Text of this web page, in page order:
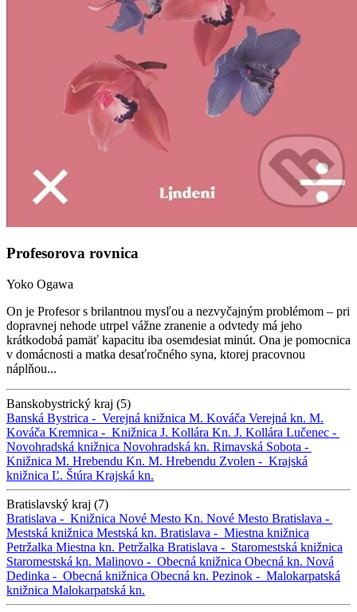
Profesorova rovnica
Yoko Ogawa
On je Profesor s brilantnou mysľou a nezvyčajným problémom – pri
dopravnej nehode utrpel vážne zranenie a odvtedy má jeho
krátkodobá pamäť kapacitu iba osemdesiat minút. Ona je pomocnica
v domácnosti a matka desaťročného syna, ktorej pracovnou
náplňou...
Banskobystrický kraj (5)
Banská Bystrica - Verejná knižnica M. Kováča Verejná kn. M.
Kováča Kremnica - Knižnica J. Kollára Kn. J. Kollára Lučenec -
Novohradská knižnica Novohradská kn. Rimavská Sobota -
Knižnica M. Hrebendu Kn. M. Hrebendu Zvolen - Krajská
knižnica Ľ. Štúra Krajská kn.
Bratislavský kraj (7)
Bratislava - Knižnica Nové Mesto Kn. Nové Mesto Bratislava -
Mestská knižnica Mestská kn. Bratislava - Miestna knižnica
Petržalka Miestna kn. Petržalka Bratislava - Staromestská knižnica
Staromestská kn. Malinovo - Obecná knižnica Obecná kn. Nová
Dedinka - Obecná knižnica Obecná kn. Pezinok - Malokarpatská
knižnica Malokarpatská kn.